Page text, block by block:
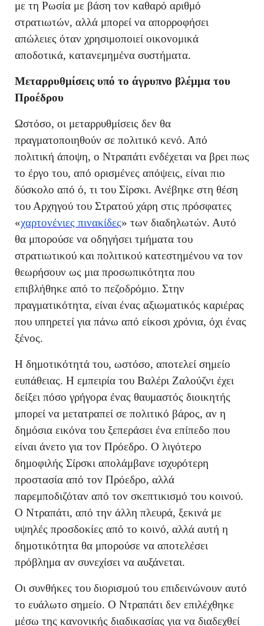
με τη Ρωσία με βάση τον καθαρό αριθμό
στρατιωτών, αλλά μπορεί να απορροφήσει
απώλειες όταν χρησιμοποιεί οικονομικά
αποδοτικά, κατανεμημένα συστήματα.
Μεταρρυθμίσεις υπό το άγρυπνο βλέμμα του
Προέδρου
Ωστόσο, οι μεταρρυθμίσεις δεν θα
πραγματοποιηθούν σε πολιτικό κενό. Από
πολιτική άποψη, ο Ντραπάτι ενδέχεται να βρει πως
το έργο του, από ορισμένες απόψεις, είναι πιο
δύσκολο από ό, τι του Σίρσκι. Ανέβηκε στη θέση
του Αρχηγού του Στρατού χάρη στις πρόσφατες
«χαρτονένιες πινακίδες» των διαδηλωτών. Αυτό
θα μπορούσε να οδηγήσει τμήματα του
στρατιωτικού και πολιτικού κατεστημένου να τον
θεωρήσουν ως μια προσωπικότητα που
επιβλήθηκε από το πεζοδρόμιο. Στην
πραγματικότητα, είναι ένας αξιωματικός καριέρας
που υπηρετεί για πάνω από είκοσι χρόνια, όχι ένας
ξένος.
Η δημοτικότητά του, ωστόσο, αποτελεί σημείο
ευπάθειας. Η εμπειρία του Βαλέρι Ζαλούζνι έχει
δείξει πόσο γρήγορα ένας θαυμαστός διοικητής
μπορεί να μετατραπεί σε πολιτικό βάρος, αν η
δημόσια εικόνα του ξεπεράσει ένα επίπεδο που
είναι άνετο για τον Πρόεδρο. Ο λιγότερο
δημοφιλής Σίρσκι απολάμβανε ισχυρότερη
προστασία από τον Πρόεδρο, αλλά
παρεμποδιζόταν από τον σκεπτικισμό του κοινού.
Ο Ντραπάτι, από την άλλη πλευρά, ξεκινά με
υψηλές προσδοκίες από το κοινό, αλλά αυτή η
δημοτικότητα θα μπορούσε να αποτελέσει
πρόβλημα αν συνεχίσει να αυξάνεται.
Οι συνθήκες του διορισμού του επιδεινώνουν αυτό
το ευάλωτο σημείο. Ο Ντραπάτι δεν επιλέχθηκε
μέσω της κανονικής διαδικασίας για να διαδεχθεί